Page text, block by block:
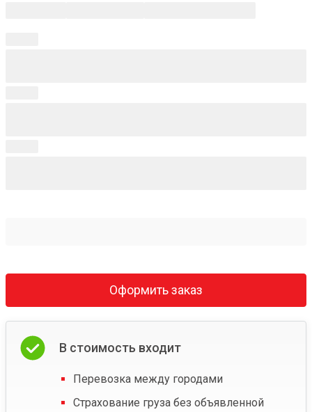
Оформить заказ
В стоимость входит
Перевозка между городами
Страхование груза без объявленной